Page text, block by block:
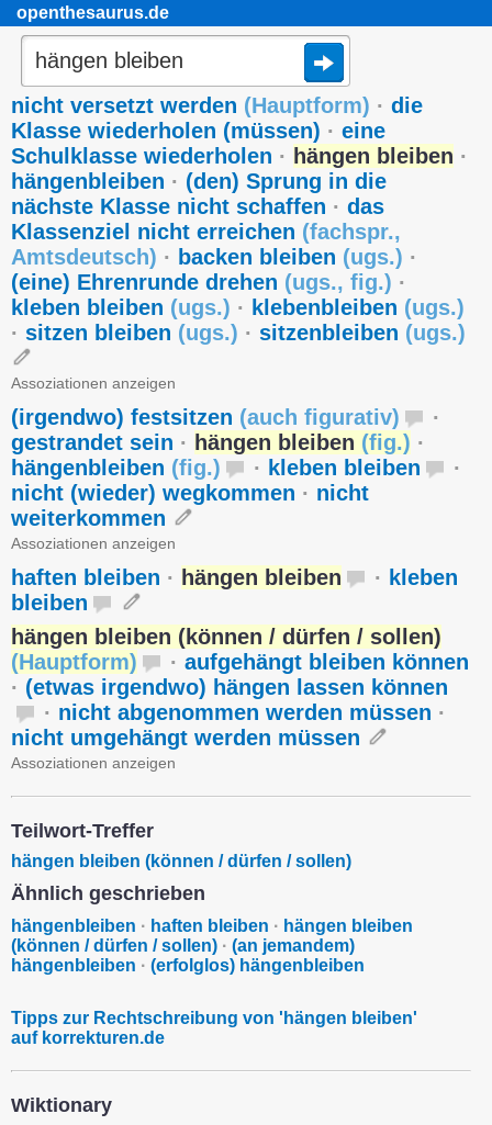
openthesaurus.de
nicht versetzt werden (Hauptform) · die
Klasse wiederholen (müssen) · eine
Schulklasse wiederholen · hängen bleiben ·
hängenbleiben · (den) Sprung in die
nächste Klasse nicht schaffen · das
Klassenziel nicht erreichen (fachspr.,
Amtsdeutsch) · backen bleiben (ugs.) ·
(eine) Ehrenrunde drehen (ugs., fig.) ·
kleben bleiben (ugs.) · klebenbleiben (ugs.)
· sitzen bleiben (ugs.) · sitzenbleiben (ugs.)
Assoziationen anzeigen
(irgendwo) festsitzen (auch figurativ)
·
gestrandet sein · hängen bleiben (fig.) ·
hängenbleiben (fig.) · kleben bleiben
·
nicht (wieder) wegkommen · nicht
weiterkommen
Assoziationen anzeigen
haften bleiben · hängen bleiben · kleben
bleiben
hängen bleiben (können / dürfen / sollen)
(Hauptform) · aufgehängt bleiben können
· (etwas irgendwo) hängen lassen können
· nicht abgenommen werden müssen ·
nicht umgehängt werden müssen
Assoziationen anzeigen
Teilwort-Treffer
hängen bleiben (können / dürfen / sollen)
Ähnlich geschrieben
hängenbleiben · haften bleiben · hängen bleiben
(können / dürfen / sollen) · (an jemandem)
hängenbleiben · (erfolglos) hängenbleiben
Tipps zur Rechtschreibung von 'hängen bleiben'
auf korrekturen.de
Wiktionary